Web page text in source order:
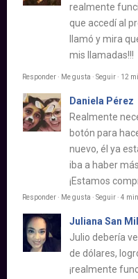
realmente
que accedí al
llamó y mira
mis llamadas!!!
Responder · Me gusta · Seguir · 12
Daniela Pérez
Realmente
botón para
nuevo, él ya
iba a haber
¡Estamos
Responder · Me gusta · Seguir · 4 min
Juliana San
Julio debería
de dólares,
¡realmente